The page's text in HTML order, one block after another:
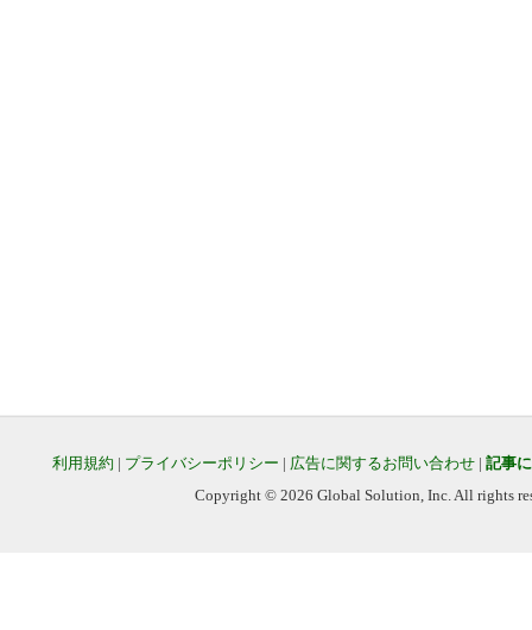
利用規約 | プライバシーポリシー | 広告に関するお問い合わせ | 記事
Copyright © 2026 Global Solution, Inc. All rights